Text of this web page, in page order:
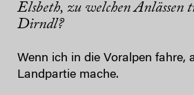
Elsbeth, zu welchen Anlässen
Dirndl?
Wenn ich in die Voralpen fahre,
Landpartie mache.